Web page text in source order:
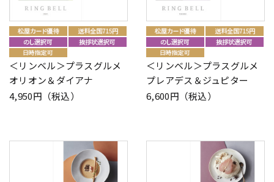
＜リンベル＞プラスグルメ
オリオン＆ダイアナ
4,950円（税込）
＜リンベル＞プラスグルメ
プレアデス＆ジュピター
6,600円（税込）